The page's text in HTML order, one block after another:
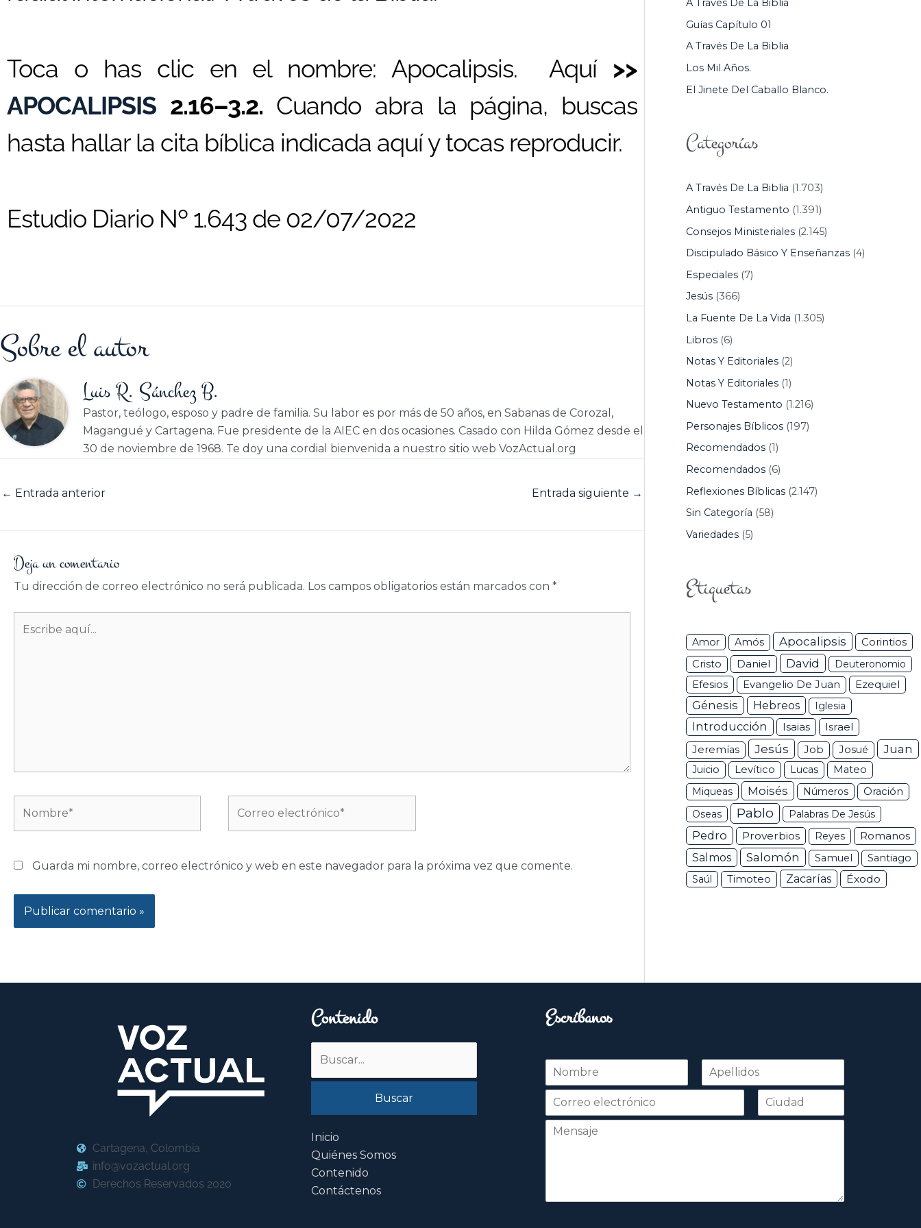
Toca o has clic en el nombre: Apocalipsis. Aquí >>
APOCALIPSIS 2.16–3.2. Cuando abra la página, buscas
hasta hallar la cita bíblica indicada aquí y tocas reproducir.
Estudio Diario Nº 1.643 de 02/07/2022
Sobre el autor
Luis R. Sánchez B.
Pastor, teólogo, esposo y padre de familia. Su labor es por más de 50 años, en Sabanas de Corozal,
Magangué y Cartagena. Fue presidente de la AIEC en dos ocasiones. Casado con Hilda Gómez desde el
30 de noviembre de 1968. Te doy una cordial bienvenida a nuestro sitio web VozActual.org
← Entrada anterior Entrada siguiente →
Deja un comentario
Tu dirección de correo electrónico no será publicada. Los campos obligatorios están marcados con *
aquí...
electrónico*
Guarda mi nombre, correo electrónico y web en este navegador para la próxima vez que comente.
R
:
A Través De La Biblia
Guías Capítulo 01
A Través De La Biblia
Los Mil Años.
El Jinete Del Caballo Blanco.
Categorías
A Través De La Biblia (1.703)
Antiguo Testamento (1.391)
Consejos Ministeriales(2.145)
Discipulado Básico Y Enseñanzas(4)
Especiales(7)
Jesús(366)
La Fuente De La Vida (1.305)
Libros(6)
Notas Y Editoriales(2)
Notas Y Editoriales(1)
Nuevo Testamento (1.216)
Personajes Bíblicos(197)
Recomendados(1)
Recomendados(6)
Reflexiones Bíblicas(2.147)
Sin Categoría (58)
Variedades(5)
Etiquetas
Amor Amós Apocalipsis Corintios
Cristo Daniel David Deuteronomio
Efesios Evangelio De Juan Ezequiel
Génesis Hebreos Iglesia
Introducción Isaias Israel
Jeremías Jesús Job Josué Juan
Juicio Levítico Lucas
Mateo
Miqueas
Moisés Números
Oración
Oseas
Pablo Palabras De Jesús
Pedro Proverbios Reyes
Romanos
Salmos
Salomón Samuel
Santiago
Saúl
Timoteo Zacarías Éxodo
Cartagena, Colombia
info@vozactual.org
Derechos Reservados 2020
Contenido
por:
Inicio
Quiénes Somos
Contenido
Contáctenos
Escríbanos
m
r
Nombre Apellidos